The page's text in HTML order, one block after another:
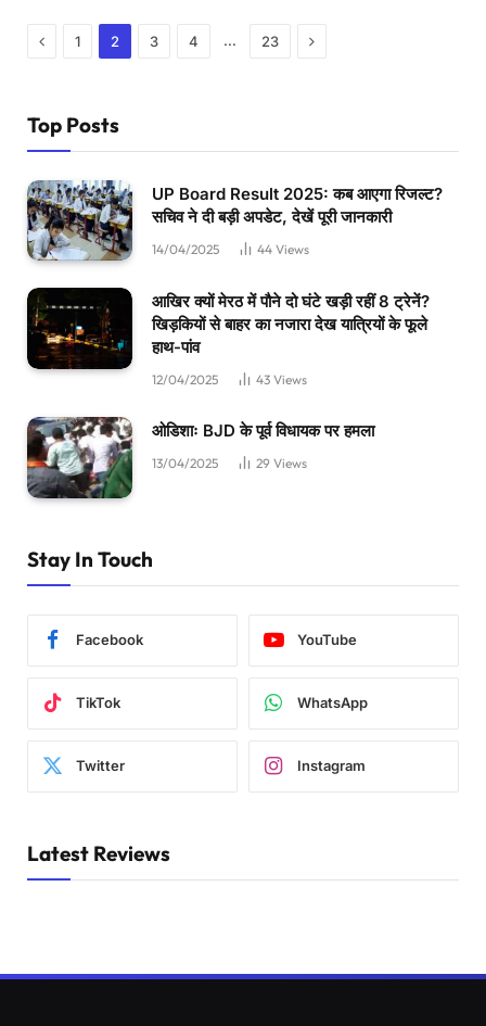
Previous
1 2 3 4 … 23 Next
Top Posts
UP Board Result 2025: कब आएगा रिजल्ट?
सचिव ने दी बड़ी अपडेट, देखें पूरी जानकारी
14/04/2025 44 Views
आखिर क्यों मेरठ में पौने दो घंटे खड़ी रहीं 8 ट्रेनें?
खिड़कियों से बाहर का नजारा देख यात्रियों के फूले
हाथ-पांव
12/04/2025 43 Views
ओडिशाः BJD के पूर्व विधायक पर हमला
13/04/2025 29 Views
Stay In Touch
Facebook YouTube
TikTok WhatsApp
Twitter Instagram
Latest Reviews